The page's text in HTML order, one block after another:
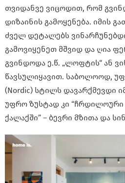
თვიდანვე ვიცოდით, რომ
დიზაინის გამოყენება. იმის
ძველ დეტალებს
გამოვიყენეთ მშვიდ და ღია
გვინდოდა ე.წ. „ლოფტის“ ან
წავსულიყავით. საბოლოოდ,
(Nordic) სტილს დავარქმევდი
უფრო ზუსტად კი
ქალაქში” – ბევრი მზითა და